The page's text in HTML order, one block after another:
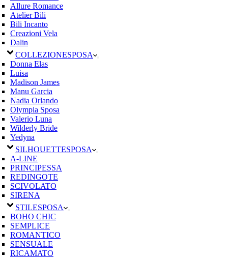
Allure Romance
Atelier Bili
Bili Incanto
Creazioni Vela
Dalin
COLLEZIONESPOSA
Donna Elas
Luisa
Madison James
Manu Garcia
Nadia Orlando
Olympia Sposa
Valerio Luna
Wilderly Bride
Yedyna
SILHOUETTESPOSA
A-LINE
PRINCIPESSA
REDINGOTE
SCIVOLATO
SIRENA
STILESPOSA
BOHO CHIC
SEMPLICE
ROMANTICO
SENSUALE
RICAMATO